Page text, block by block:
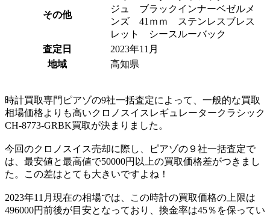
その他
ジュ ブラックインナーベゼルメ
ンズ 41ｍｍ ステンレスブレス
レット シースルーバック
査定日
2023年11月
地域
高知県
時計買取専門ピアゾの9社一括査定によって、一般的な買取
相場価格よりも高いクロノスイスレギュレータークラシック
CH-8773-GRBK買取が決まりました。
今回のクロノスイス売却に際し、ピアゾの９社一括査定で
は、最安値と最高値で50000円以上の買取価格差がつきまし
た。この差はとても大きいですよね！
2023年11月現在の相場では、この時計の買取価格の上限は
496000円前後が目安となっており、換金率は45％を保ってい